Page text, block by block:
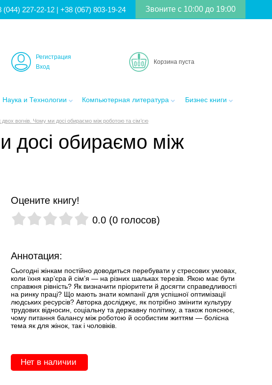
Звоните с 10:00 до 19:00
(044) 227-22-12 |+38 (067) 803-19-24
Корзина пуста
Регистрация
Вход
Наука и Технологии Компьютерная литература Бизнес книги
двох вогнів. Чому ми досі обираємо між роботою та сім’єю
досі обираємо між
Оцените книгу!
0.0 (0 голосов)
Аннотация:
Сьогодні жінкам постійно доводиться перебувати у стресових умовах,
коли їхня кар’єра й сім’я — на різних шальках терезів. Якою має бути
справжня рівність? Як визначити пріоритети й досягти справедливості
на ринку праці? Що мають знати компанії для успішної оптимізації
людських ресурсів? Авторка досліджує, як потрібно змінити культуру
трудових відносин, соціальну та державну політику, а також пояснює,
чому питання балансу між роботою й особистим життям — болісна
тема як для жінок, так і чоловіків.
Нет в наличии